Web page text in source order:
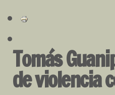
Tomás
de violencia